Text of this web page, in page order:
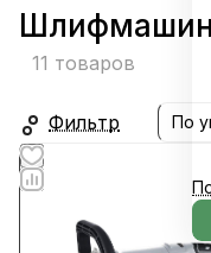
11 товаров
Фильтр По